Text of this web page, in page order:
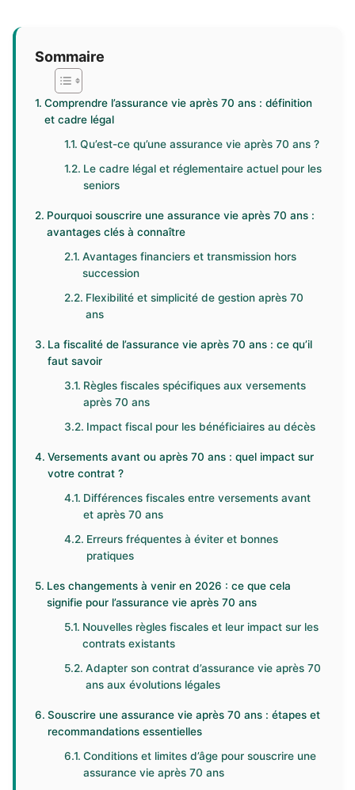
Sommaire
Comprendre l’assurance vie après 70 ans : définition
et cadre légal
Qu’est-ce qu’une assurance vie après 70 ans ?
Le cadre légal et réglementaire actuel pour les
seniors
Pourquoi souscrire une assurance vie après 70 ans :
avantages clés à connaître
Avantages financiers et transmission hors
succession
Flexibilité et simplicité de gestion après 70
ans
La fiscalité de l’assurance vie après 70 ans : ce qu’il
faut savoir
Règles fiscales spécifiques aux versements
après 70 ans
Impact fiscal pour les bénéficiaires au décès
Versements avant ou après 70 ans : quel impact sur
votre contrat ?
Différences fiscales entre versements avant
et après 70 ans
Erreurs fréquentes à éviter et bonnes
pratiques
Les changements à venir en 2026 : ce que cela
signifie pour l’assurance vie après 70 ans
Nouvelles règles fiscales et leur impact sur les
contrats existants
Adapter son contrat d’assurance vie après 70
ans aux évolutions légales
Souscrire une assurance vie après 70 ans : étapes et
recommandations essentielles
Conditions et limites d’âge pour souscrire une
assurance vie après 70 ans